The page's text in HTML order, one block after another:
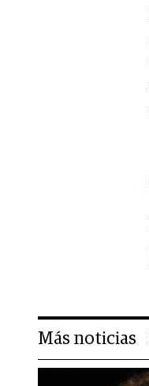
Más noticias